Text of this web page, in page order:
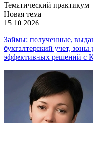
Тематический практикум
Новая тема
15.10.2026
Займы: полученные,
бухгалтерский учет,
эффективных решений с